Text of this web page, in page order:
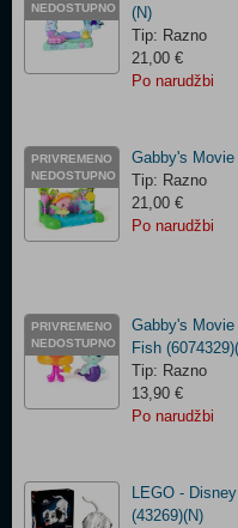
NEDOSTUPNO
(N)
Tip: Razno
21,00 €
Po narudžbi
PRIVREMENO
NEDOSTUPNO
Gabby's
Tip: Razno
21,00 €
Po narudžbi
PRIVREMENO
NEDOSTUPNO
Gabby's
Fish
Tip: Razno
13,90 €
Po narudžbi
LEGO -
(43269)(N)